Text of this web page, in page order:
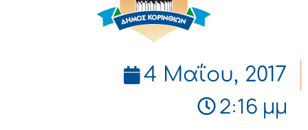
4 Μαΐου, 2017
2:16 μμ